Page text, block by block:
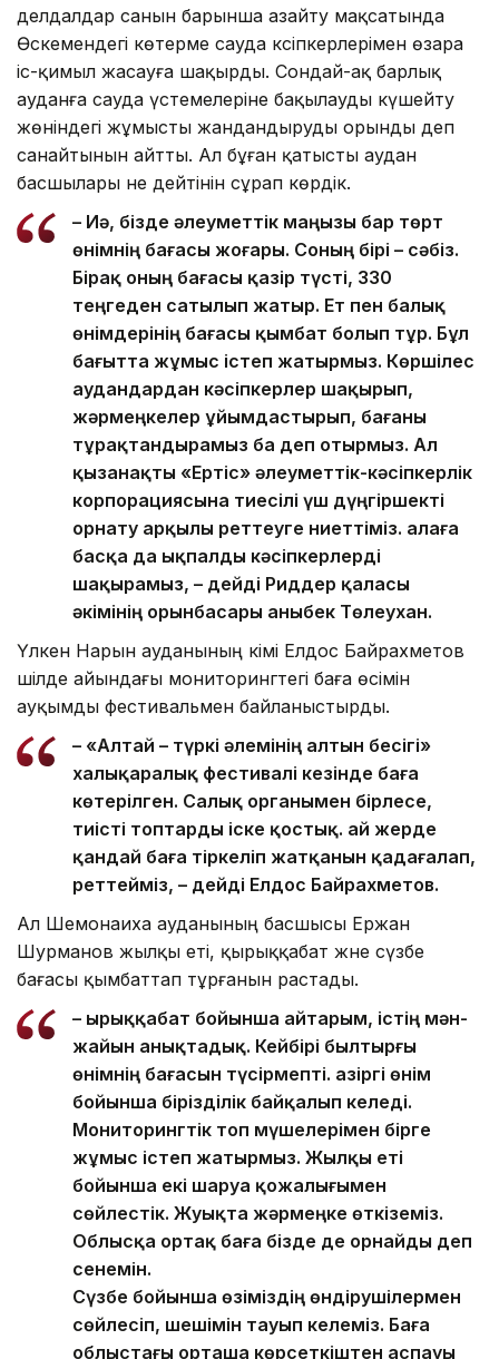
делдалдар санын барынша азайту мақсатында
Өскемендегі көтерме сауда кәсіпкерлерімен өзара
іс-қимыл жасауға шақырды. Сондай-ақ барлық
ауданға сауда үстемелеріне бақылауды күшейту
жөніндегі жұмысты жандандыруды орынды деп
санайтынын айтты. Ал бұған қатысты аудан
басшылары не дейтінін сұрап көрдік.
– Иә, бізде әлеуметтік маңызы бар төрт
өнімнің бағасы жоғары. Соның бірі – сәбіз.
Бірақ оның бағасы қазір түсті, 330
теңгеден сатылып жатыр. Ет пен балық
өнімдерінің бағасы қымбат болып тұр. Бұл
бағытта жұмыс істеп жатырмыз. Көршілес
аудандардан кәсіпкерлер шақырып,
жәрмеңкелер ұйымдастырып, бағаны
тұрақтандырамыз ба деп отырмыз. Ал
қызанақты «Ертіс» әлеуметтік-кәсіпкерлік
корпорациясына тиесілі үш дүңгіршекті
орнату арқылы реттеуге ниеттіміз. Қалаға
басқа да ықпалды кәсіпкерлерді
шақырамыз, – дейді Риддер қаласы
әкімінің орынбасары Қаныбек Төлеухан.
Үлкен Нарын ауданының әкімі Елдос Байрахметов
шілде айындағы мониторингтегі баға өсімін
ауқымды фестивальмен байланыстырды.
– «Алтай – түркі әлемінің алтын бесігі»
халықаралық фестивалі кезінде баға
көтерілген. Салық органымен бірлесе,
тиісті топтарды іске қостық. Қай жерде
қандай баға тіркеліп жатқанын қадағалап,
реттейміз, – дейді Елдос Байрахметов.
Ал Шемонаиха ауданының басшысы Ержан
Шурманов жылқы еті, қырыққабат және сүзбе
бағасы қымбаттап тұрғанын растады.
– Қырыққабат бойынша айтарым, істің мән-
жайын анықтадық. Кейбірі былтырғы
өнімнің бағасын түсірмепті. Қазіргі өнім
бойынша бірізділік байқалып келеді.
Мониторингтік топ мүшелерімен бірге
жұмыс істеп жатырмыз. Жылқы еті
бойынша екі шаруа қожалығымен
сөйлестік. Жуықта жәрмеңке өткіземіз.
Облысқа ортақ баға бізде де орнайды деп
сенемін.
Сүзбе бойынша өзіміздің өндірушілермен
сөйлесіп, шешімін тауып келеміз. Баға
облыстағы орташа көрсеткіштен аспауы